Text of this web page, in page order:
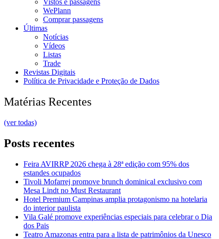
Vistos e passagens
WePlann
Comprar passagens
Últimas
Notícias
Vídeos
Listas
Trade
Revistas Digitais
Política de Privacidade e Proteção de Dados
Matérias Recentes
(ver todas)
Posts recentes
Feira AVIRRP 2026 chega à 28ª edição com 95% dos
estandes ocupados
Tivoli Mofarrej promove brunch dominical exclusivo com
Mesa Lindt no Must Restaurant
Hotel Premium Campinas amplia protagonismo na hotelaria
do interior paulista
Vila Galé promove experiências especiais para celebrar o Dia
dos Pais
Teatro Amazonas entra para a lista de patrimônios da Unesco